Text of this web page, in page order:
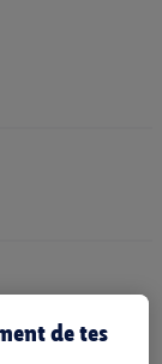
de tes